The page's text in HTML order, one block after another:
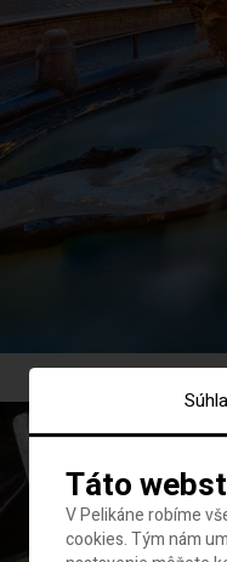
Táto
V Pelikáne robíme
cookies. Tým nám